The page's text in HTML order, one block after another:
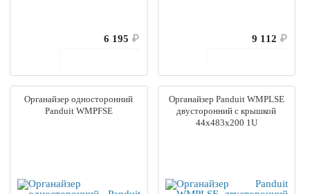
6 195 ₽
9 112 ₽
Органайзер односторонний
Panduit WMPFSE
Органайзер Panduit WMPLSE
двусторонний с крышкой
44х483х200 1U